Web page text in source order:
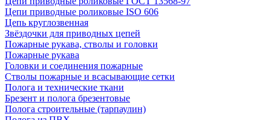
Цепи приводные роликовые ISO 606
Цепь круглозвенная
Звёздочки для приводных цепей
Пожарные рукава, стволы и головки
Пожарные рукава
Головки и соединения пожарные
Стволы пожарные и всасывающие сетки
Полога и технические ткани
Брезент и полога брезентовые
Полога строительные (тарпаулин)